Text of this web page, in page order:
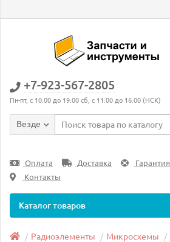
+7-923-567-2805
Пн-пт, с 10:00 до 19:00 сб, с 11:00 до 16:00 (НСК)
Везде
Оплата Доставка Гарантия
Контакты
Каталог товаров
Радиоэлементы Микросхемы